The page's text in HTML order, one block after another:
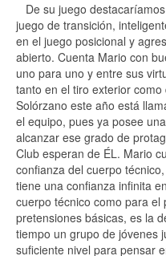
De su juego
juego de transición,
en el juego posicional y
abierto. Cuenta Mario con
uno para uno y entre sus
tanto en el tiro exterior
Solórzano este año está
el equipo, pues ya posee
alcanzar ese grado de
Club esperan de ÉL. Mario
confianza del cuerpo
tiene una confianza infinita
cuerpo técnico como para el
pretensiones básicas, es la
tiempo un grupo de jóvenes
suficiente nivel para pensar